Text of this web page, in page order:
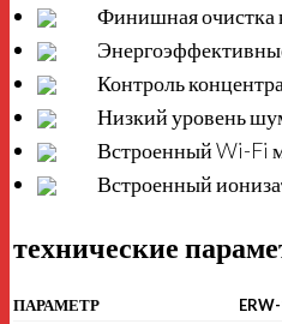
Финишная очистка
Контроль
Низкий уровень
Встроенный Wi-Fi
Встроенный
технические
ПАРАМЕТР